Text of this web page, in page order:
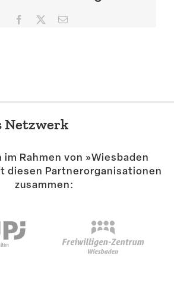
Suche
Facebook E-
Netzwerk
Rahmen von »Wiesbaden
diesen Partner­or­ga­ni­sa­tionen
zusammen: